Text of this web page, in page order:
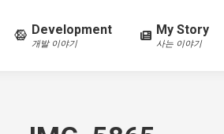
Development
개발 이야기
My Story
사는 이야기